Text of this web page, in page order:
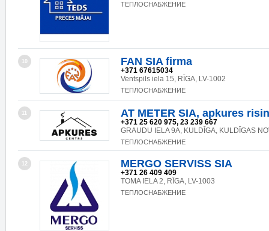
ТЕПЛОСНАБЖЕНИЕ
10 FAN SIA firma
+371 67615034
Ventspils iela 15, RĪGA, LV-1002
ТЕПЛОСНАБЖЕНИЕ
11 AT METER SIA, apkures
+371 25 620 975, 23 239 667
GRAUDU IELA 9A, KULDĪGA, KULDĪGAS
ТЕПЛОСНАБЖЕНИЕ
12 MERGO SERVISS SIA
+371 26 409 409
TOMA IELA 2, RĪGA, LV-1003
ТЕПЛОСНАБЖЕНИЕ